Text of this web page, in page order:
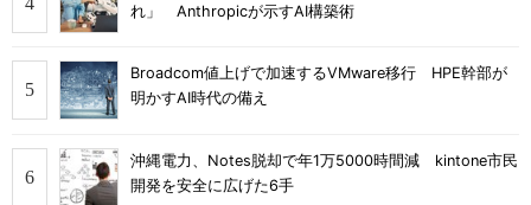
れ」 Anthropicが示すAI構築術
Broadcom値上げで加速するVMware移行 HPE幹部が
明かすAI時代の備え
沖縄電力、Notes脱却で年1万5000時間減 kintone市民
開発を安全に広げた6手